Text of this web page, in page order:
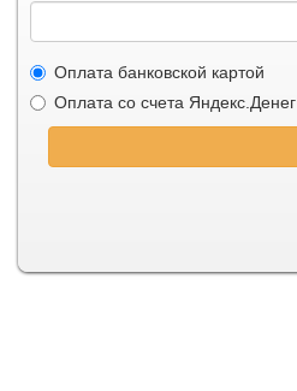
Оплата банковской картой
Оплата со счета Яндекс.Денег